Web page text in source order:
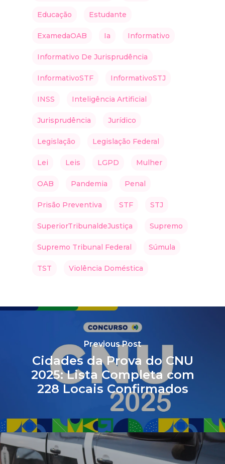
Educação Estudante
ExamedaOAB Ia Informativo
Informativo De Jurisprudência
InformativoSTF InformativoSTJ
INSS Inteligência Artificial
Jurisprudência Jurídico
Legislação Legislação Federal
Lei Leis LGPD Mulher
OAB Pandemia Penal
Prisão Preventiva STF STJ
SuperiorTribunaldeJustiça Supremo
Supremo Tribunal Federal Súmula
TST Violência Doméstica
Previous Post
Cidades da Prova do CNU
2025: Lista Completa com
228 Locais Confirmados